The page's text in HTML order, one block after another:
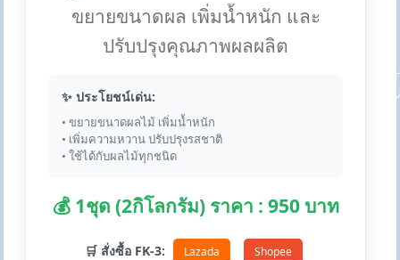
ขยายขนาดผล เพิ่มน้ำหนัก และ
ปรับปรุงคุณภาพผลผลิต
✨ ประโยชน์เด่น:
• ขยายขนาดผลไม้ เพิ่มน้ำหนัก
• เพิ่มความหวาน ปรับปรุงรสชาติ
• ใช้ได้กับผลไม้ทุกชนิด
💰 1ชุด (2กิโลกรัม) ราคา : 950 บาท
🛒 สั่งซื้อ FK-3: Lazada Shopee